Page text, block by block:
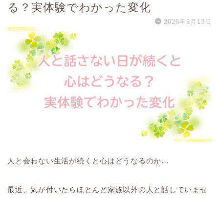
る？実体験でわかった変化
2026年5月13日
人と会わない生活が続くと心はどうなるのか…
最近、気が付いたらほとんど家族以外の人と話していませ